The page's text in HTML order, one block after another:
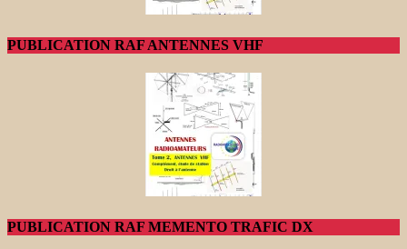
PUBLICATION RAF ANTENNES VHF
PUBLICATION RAF MEMENTO TRAFIC DX